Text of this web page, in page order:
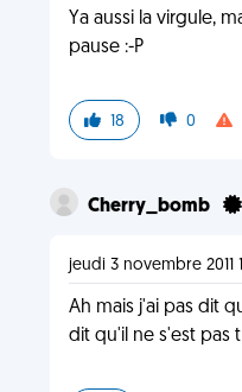
Ya aussi la virgule,
pause :-P
18 0
Cherry_bomb
jeudi 3 novembre 2011
Ah mais j'ai pas dit
dit qu'il ne s'est pas